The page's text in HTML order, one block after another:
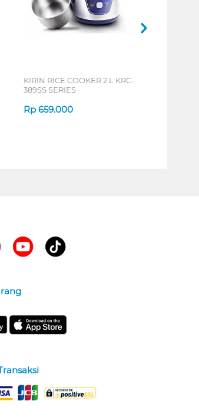
KIRIN RICE COOKER 2 L KRC-
389SS SERIES
Rp 659.000